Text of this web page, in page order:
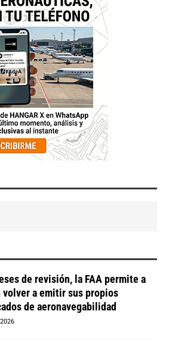
de revisión, la FAA permite a
volver a emitir sus propios
de aeronavegabilidad